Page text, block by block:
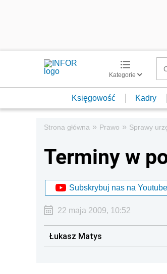
Kategorie
Księgowość Kadry
Strona główna » Prawo » Sprawy
Terminy w
Subskrybuj nas na Youtube
22 maja 2009, 10:52
Łukasz Matys